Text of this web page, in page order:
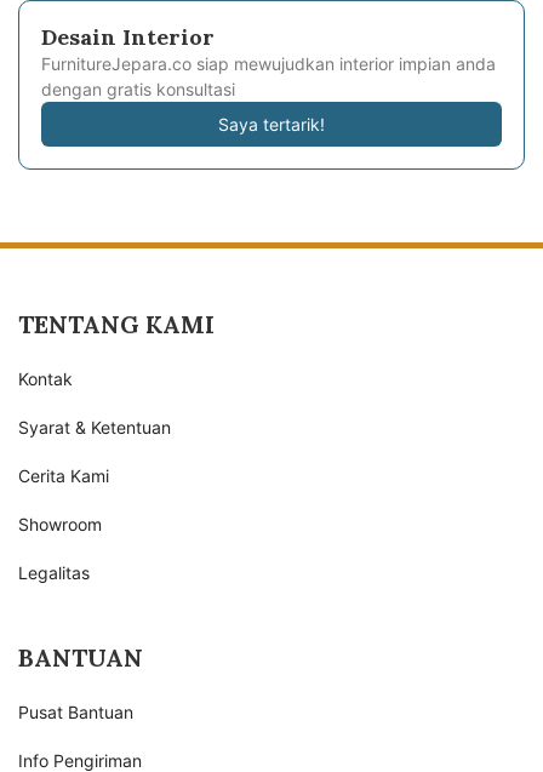
Desain Interior
FurnitureJepara.co siap mewujudkan interior impian anda
dengan gratis konsultasi
Saya tertarik!
TENTANG KAMI
Kontak
Syarat & Ketentuan
Cerita Kami
Showroom
Legalitas
BANTUAN
Pusat Bantuan
Info Pengiriman